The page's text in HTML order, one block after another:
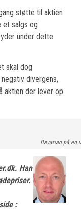
støtte til aktien
salgs og
under dette
skal dog
divergens,
aktien der lever op
Bavarian på en
Han
: